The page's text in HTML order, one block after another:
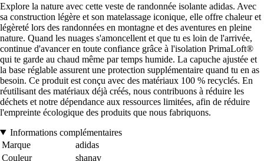
Explore la nature avec cette veste de randonnée isolante adidas. Avec
sa construction légère et son matelassage iconique, elle offre chaleur et
légèreté lors des randonnées en montagne et des aventures en pleine
nature. Quand les nuages s'amoncellent et que tu es loin de l'arrivée,
continue d'avancer en toute confiance grâce à l'isolation PrimaLoft®
qui te garde au chaud même par temps humide. La capuche ajustée et
la base réglable assurent une protection supplémentaire quand tu en as
besoin. Ce produit est conçu avec des matériaux 100 % recyclés. En
réutilisant des matériaux déjà créés, nous contribuons à réduire les
déchets et notre dépendance aux ressources limitées, afin de réduire
l'empreinte écologique des produits que nous fabriquons.
Informations complémentaires
Marque
adidas
Couleur
shanav